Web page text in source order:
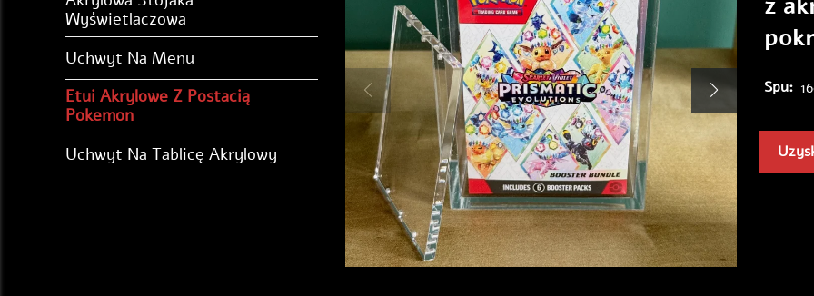
Wyświetlaczowa
Uchwyt Na Menu
Etui Akrylowe Z Postacią
Pokemon
Uchwyt Na Tablicę Akrylowy
Spu: